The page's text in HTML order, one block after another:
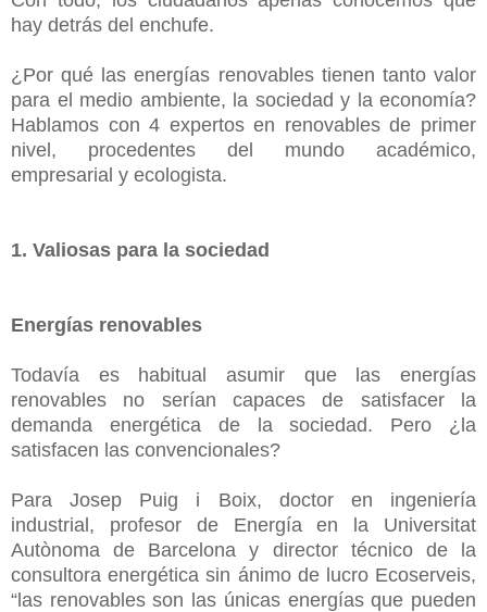
hay detrás del enchufe.
¿Por qué las energías renovables tienen tanto valor
para el medio ambiente, la sociedad y la economía?
Hablamos con 4 expertos en renovables de primer
nivel, procedentes del mundo académico,
empresarial y ecologista.
1. Valiosas para la sociedad
Energías renovables
Todavía es habitual asumir que las energías
renovables no serían capaces de satisfacer la
demanda energética de la sociedad. Pero ¿la
satisfacen las convencionales?
Para Josep Puig i Boix, doctor en ingeniería
industrial, profesor de Energía en la Universitat
Autònoma de Barcelona y director técnico de la
consultora energética sin ánimo de lucro Ecoserveis,
“las renovables son las únicas energías que pueden